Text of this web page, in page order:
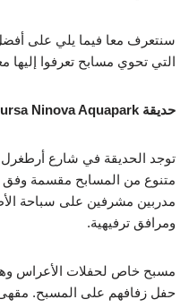
سنتعرف معا فيما يلي على
التي تحوي مسابح تعرفوا إليها
حديقة Bursa Ninova Aquapark:
توجد الحديقة في شارع
متنوع من المسابح مقسمة
مدربين مشرفين على سباحة
ومرافق ترفيهية.
مسبح خاص لحفلات الأعراس
حفل زفافهم على المسبح. مقهى